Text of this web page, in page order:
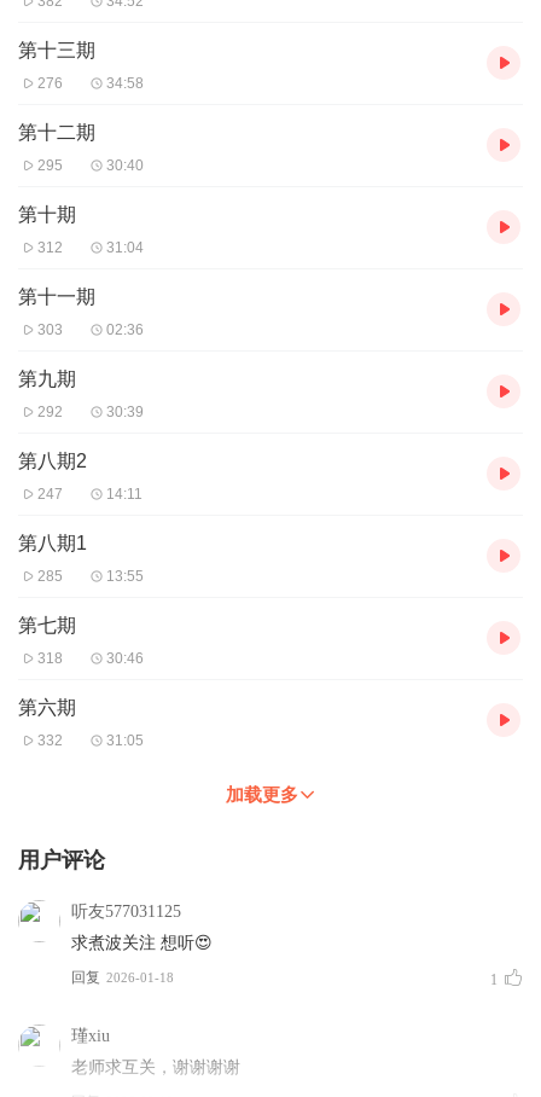
第十三期
276 34:58
第十二期
295 30:40
第十期
312 31:04
第十一期
303 02:36
第九期
292 30:39
第八期2
247 14:11
第八期1
285 13:55
第七期
318 30:46
第六期
332 31:05
加载更多
用户评论
听友577031125
求煮波关注 想听😍
回复 2026-01-18 1
瑾xiu
老师求互关，谢谢谢谢